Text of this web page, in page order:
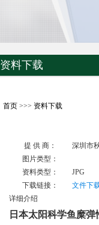
资料下载
首页>>> 资料下载
提 供 商：
深圳市
图片类型：
资料类型：
JPG
下载链接：
文件下
详细介绍
日本太阳科学鱼糜